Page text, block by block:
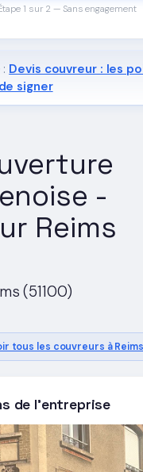
-
Reims
(51100)
tous les couvreurs à Reims
de l'entreprise
1 sur 2 — Sans engagement
Devis couvreur : les
signer